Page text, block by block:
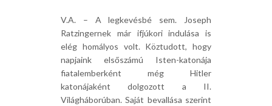
V.A. – A legkevésbé sem. Joseph
Ratzingernek már ifjúkori indulása is
elég homályos volt. Köztudott, hogy
napjaink elsőszámú Isten-katonája
fiatalemberként még Hitler
katonájaként dolgozott a II.
Világháborúban. Saját bevallása szerint